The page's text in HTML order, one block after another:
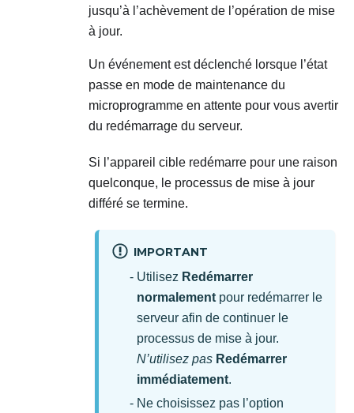
jusqu’à l’achèvement de l’opération de mise
à jour.
Un événement est déclenché lorsque l’état
passe en mode de maintenance du
microprogramme en attente pour vous avertir
du redémarrage du serveur.
Si l’appareil cible redémarre pour une raison
quelconque, le processus de mise à jour
différé se termine.
IMPORTANT
Utilisez Redémarrer
normalement pour redémarrer le
serveur afin de continuer le
processus de mise à jour.
N’utilisez pas Redémarrer
immédiatement.
Ne choisissez pas l’option